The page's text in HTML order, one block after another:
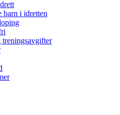
barn i idretten
treningsavgifter